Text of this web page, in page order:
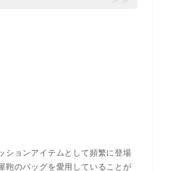
ションアイテムとして頻繁に登場
鞄のバッグを愛用していることが